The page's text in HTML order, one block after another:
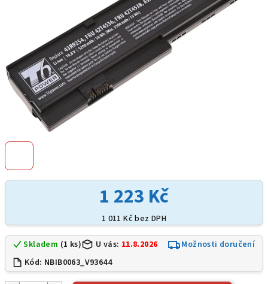
1 223 Kč
1 011 Kč bez DPH
Skladem (1 ks) U vás: 11.8.2026
Možnosti doručení
Kód: NBIB0063_V93644